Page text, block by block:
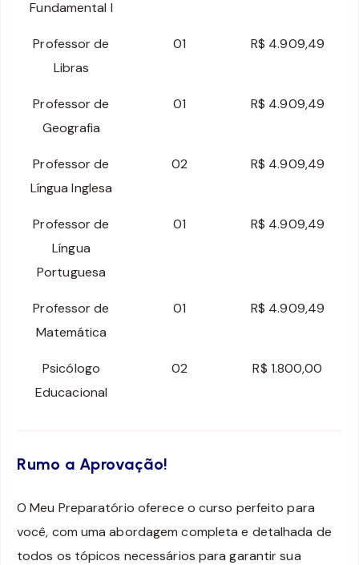
Fundamental I
Professor de
Libras
01 R$ 4.909,49
Professor de
Geografia
01 R$ 4.909,49
Professor de
Língua Inglesa
02 R$ 4.909,49
Professor de
Língua
Portuguesa
01 R$ 4.909,49
Professor de
Matemática
01 R$ 4.909,49
Psicólogo
Educacional
02 R$ 1.800,00
Rumo a Aprovação!
O Meu Preparatório oferece o curso perfeito para
você, com uma abordagem completa e detalhada de
todos os tópicos necessários para garantir sua